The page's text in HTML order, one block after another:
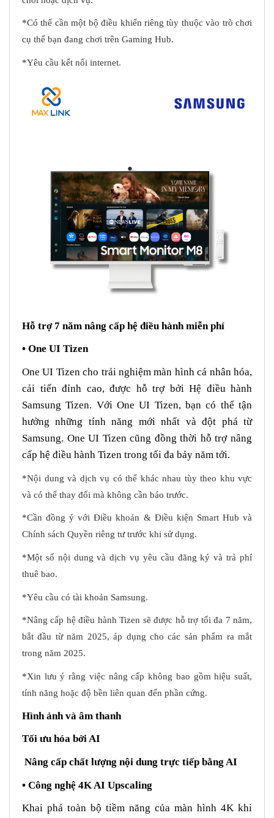
*Có thể cần một bộ điều khiển riêng tùy thuộc vào trò chơi
cụ thể bạn đang chơi trên Gaming Hub.
*Yêu cầu kết nối internet.
Hỗ trợ 7 năm nâng cấp hệ điều hành miễn phí
• One UI Tizen
One UI Tizen cho trải nghiệm màn hình cá nhân hóa,
cải tiến đỉnh cao, được hỗ trợ bởi Hệ điều hành
Samsung Tizen. Với One UI Tizen, bạn có thể tận
hưởng những tính năng mới nhất và đột phá từ
Samsung. One UI Tizen cũng đồng thời hỗ trợ nâng
cấp hệ điều hành Tizen trong tối đa bảy năm tới.
*Nội dung và dịch vụ có thể khác nhau tùy theo khu vực
và có thể thay đổi mà không cần báo trước.
*Cần đồng ý với Điều khoản & Điều kiện Smart Hub và
Chính sách Quyền riêng tư trước khi sử dụng.
*Một số nội dung và dịch vụ yêu cầu đăng ký và trả phí
thuê bao.
*Yêu cầu có tài khoản Samsung.
*Nâng cấp hệ điều hành Tizen sẽ được hỗ trợ tối đa 7 năm,
bắt đầu từ năm 2025, áp dụng cho các sản phẩm ra mắt
trong năm 2025.
*Xin lưu ý rằng việc nâng cấp không bao gồm hiệu suất,
tính năng hoặc độ bền liên quan đến phần cứng.
Hình ảnh và âm thanh
Tối ưu hóa bởi AI
Nâng cấp chất lượng nội dung trực tiếp bằng AI
• Công nghệ 4K AI Upscaling
Khai phá toàn bộ tiềm năng của màn hình 4K khi